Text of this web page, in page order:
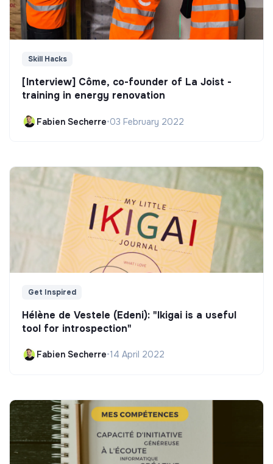
Skill Hacks
[Interview] Côme, co-founder of La Joist -
training in energy renovation
Fabien Secherre•03 February 2022
Get Inspired
Hélène de Vestele (Edeni): "Ikigai is a useful
tool for introspection"
Fabien Secherre•14 April 2022